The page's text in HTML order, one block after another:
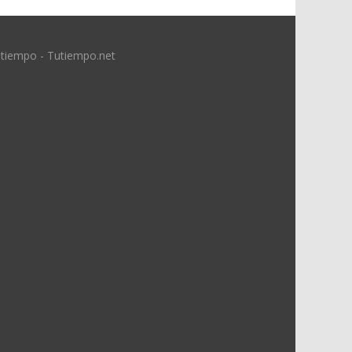
tiempo - Tutiempo.net